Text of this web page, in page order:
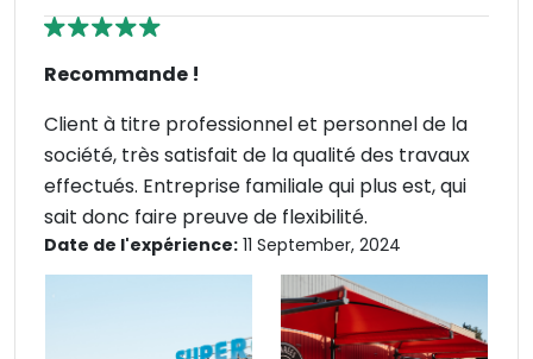
Recommande !
Client à titre professionnel et personnel de la
société, très satisfait de la qualité des travaux
effectués. Entreprise familiale qui plus est, qui
sait donc faire preuve de flexibilité.
Date de l'expérience: 11 September, 2024